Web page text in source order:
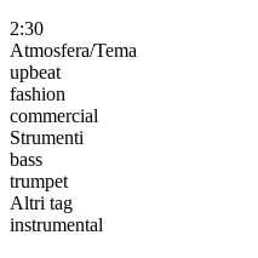
2:30
Atmosfera/Tema
upbeat
fashion
commercial
Strumenti
bass
trumpet
Altri tag
instrumental